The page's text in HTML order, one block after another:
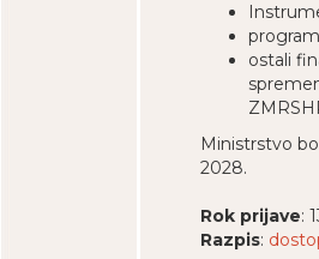
ostali
Ministrstvo
2028.
Rok prijave:
Razpis: